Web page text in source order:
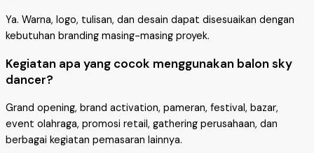
Ya. Warna, logo, tulisan, dan desain dapat disesuaikan dengan
kebutuhan branding masing-masing proyek.
Kegiatan apa yang cocok menggunakan balon sky
dancer?
Grand opening, brand activation, pameran, festival, bazar,
event olahraga, promosi retail, gathering perusahaan, dan
berbagai kegiatan pemasaran lainnya.